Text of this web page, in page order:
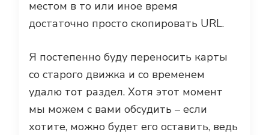
местом в то или иное время
достаточно просто скопировать URL.
Я постепенно буду переносить карты
со старого движка и со временем
удалю тот раздел. Хотя этот момент
мы можем с вами обсудить – если
хотите, можно будет его оставить, ведь